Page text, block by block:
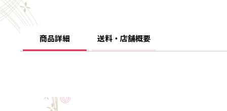
商品詳細 送料・店舗概要